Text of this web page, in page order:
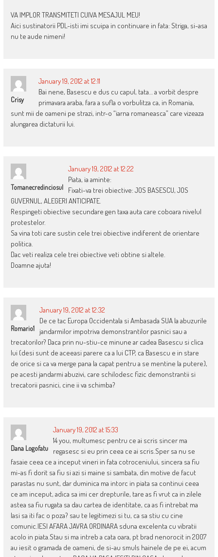
VA IMPLOR TRANSMITETI CUIVA MESAJUL MEU!
Aici sustinatorii PDL-isti imi scuipa in continuare in fata: Striga, si-asa
nu te aude nimeni!
Crisy
January 19, 2012 at 12:11
Bai nene, Basescu e dus cu capul, tata… a vorbit despre
primavara araba, fara a sufla o vorbulitza ca, in Romania,
sunt mii de oameni pe strazi, intr-o “iarna romaneasca” care vizeaza
alungarea dictaturii lui.
Tomanecredinciosul
January 19, 2012 at 12:22
Piata, ia aminte:
Fixati-va trei obiective: JOS BASESCU, JOS
GUVERNUL, ALEGERI ANTICIPATE.
Respingeti obiective secundare gen taxa auta care coboara nivelul
protestelor.
Sa vina toti care sustin cele trei obiective indiferent de orientare
politica.
Dac veti realiza cele trei obiective veti obtine si altele.
Doamne ajuta!
Romario1
January 19, 2012 at 12:32
De ce tac Europa Occidentala si Ambasada SUA la abuzurile
jandarmilor impotriva demonstrantilor pasnici sau a
trecatorilor? Daca prin nu-stiu-ce minune ar cadea Basescu si clica
lui (desi sunt de aceeasi parere ca a lui CTP, ca Basescu e in stare
de orice si ca va merge pana la capat pentru a se mentine la putere),
pe acesti jandarmi abuzivi, care schilodesc fizic demonstrantii si
trecatorii pasnici, cine ii va schimba?
Dana Logofatu
January 19, 2012 at 15:33
14 you, multumesc pentru ce ai scris sincer ma
regasesc si eu prin ceea ce ai scris.Sper sa nu se
fasaie ceea ce a inceput vineri in fata cotroceniului, sincera sa fiu
mi-as fi dorit sa fiu si azi si maine si sambata, din motive de facut
parastas nu sunt, dar duminica ma intorc in piata sa continui ceea
ce am inceput, adica sa imi cer drepturile, tare as fi vrut ca in zilele
astea sa fiu rugata sa dau cartea de identitate, ca as fi intrebat ma
lasi sa iti fac o poza? sau te legitimezi si tu, ca sa stiu cu cine
comunic.IESI AFARA JAVRA ORDINARA sduna excelenta cu vibratii
acolo in piata.Stau si ma intreb a cata oara, pt brad nenorocit in 2007
au iesit o gramada de oameni, de si-au smuls hainele de pe ei, acum